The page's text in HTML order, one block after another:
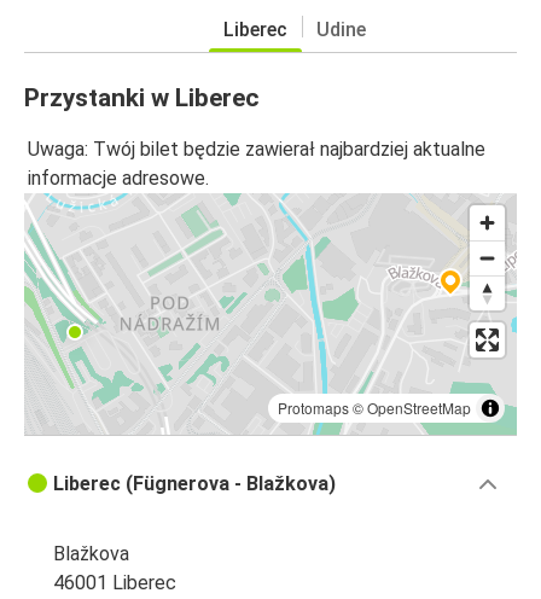
Liberec Udine
Przystanki w Liberec
Uwaga: Twój bilet będzie zawierał najbardziej aktualne
informacje adresowe.
Protomaps©OpenStreetMap
Liberec (Fügnerova - Blažkova)
Blažkova
46001 Liberec